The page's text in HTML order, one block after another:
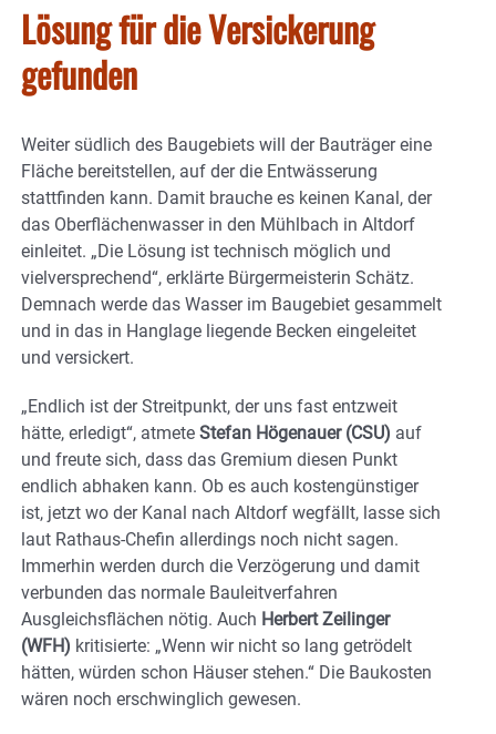
Lösung für die Versickerung
gefunden
Weiter südlich des Baugebiets will der Bauträger eine
Fläche bereitstellen, auf der die Entwässerung
stattfinden kann. Damit brauche es keinen Kanal, der
das Oberflächenwasser in den Mühlbach in Altdorf
einleitet. „Die Lösung ist technisch möglich und
vielversprechend“, erklärte Bürgermeisterin Schätz.
Demnach werde das Wasser im Baugebiet gesammelt
und in das in Hanglage liegende Becken eingeleitet
und versickert.
„Endlich ist der Streitpunkt, der uns fast entzweit
hätte, erledigt“, atmete Stefan Högenauer (CSU) auf
und freute sich, dass das Gremium diesen Punkt
endlich abhaken kann. Ob es auch kostengünstiger
ist, jetzt wo der Kanal nach Altdorf wegfällt, lasse sich
laut Rathaus-Chefin allerdings noch nicht sagen.
Immerhin werden durch die Verzögerung und damit
verbunden das normale Bauleitverfahren
Ausgleichsflächen nötig. Auch Herbert Zeilinger
(WFH) kritisierte: „Wenn wir nicht so lang getrödelt
hätten, würden schon Häuser stehen.“ Die Baukosten
wären noch erschwinglich gewesen.